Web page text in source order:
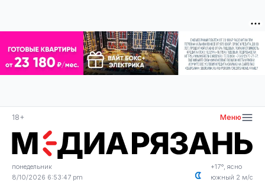
18+ Меню
понедельник
8/10/2026 6:53:48 pm
+17°, ясно
южный 2 м/с